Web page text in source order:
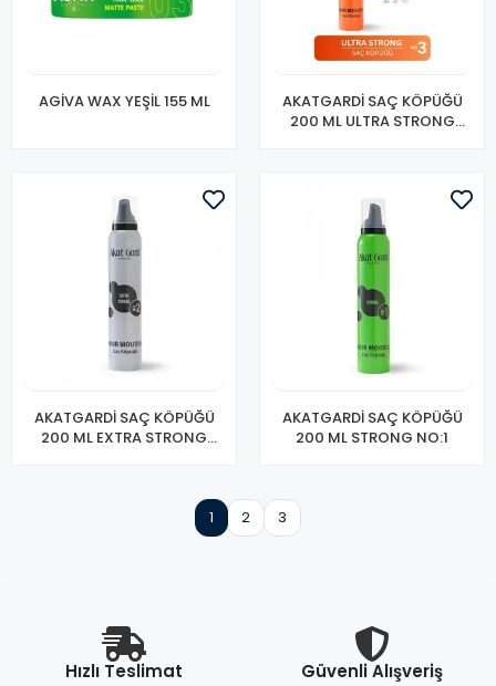
AGİVA WAX YEŞİL 155 ML
AKATGARDİ SAÇ KÖPÜĞÜ
200 ML ULTRA STRONG
AKATGARDİ SAÇ KÖPÜĞÜ
200 ML EXTRA STRONG
AKATGARDİ SAÇ KÖPÜĞÜ
200 ML STRONG NO:1
1 2 3
Hızlı Teslimat Güvenli Alışveriş